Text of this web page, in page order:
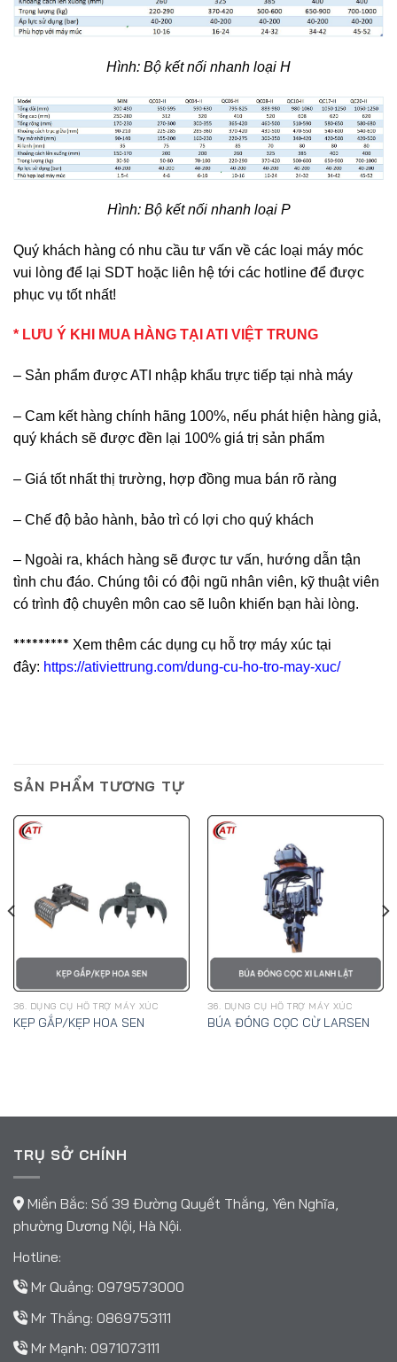
Hình: Bộ kết nối nhanh loại H
Hình: Bộ kết nối nhanh loại P
Quý khách hàng có nhu cầu tư vấn về các loại máy móc
vui lòng để lại SDT hoặc liên hệ tới các hotline để được
phục vụ tốt nhất!
* LƯU Ý KHI MUA HÀNG TẠI ATI VIỆT TRUNG
– Sản phẩm được ATI nhập khẩu trực tiếp tại nhà máy
– Cam kết hàng chính hãng 100%, nếu phát hiện hàng giả,
quý khách sẽ được đền lại 100% giá trị sản phẩm
– Giá tốt nhất thị trường, hợp đồng mua bán rõ ràng
– Chế độ bảo hành, bảo trì có lợi cho quý khách
– Ngoài ra, khách hàng sẽ được tư vấn, hướng dẫn tận
tình chu đáo. Chúng tôi có đội ngũ nhân viên, kỹ thuật viên
có trình độ chuyên môn cao sẽ luôn khiến bạn hài lòng.
********* Xem thêm các dụng cụ hỗ trợ máy xúc tại
đây: https://ativiettrung.com/dung-cu-ho-tro-may-xuc/
SẢN PHẨM TƯƠNG TỰ
36. DỤNG CỤ HỖ TRỢ MÁY XÚC
KẸP GẮP/KẸP HOA SEN
36. DỤNG CỤ HỖ TRỢ MÁY XÚC
BÚA ĐÓNG CỌC CỪ LARSEN
TRỤ SỞ CHÍNH
Miền Bắc: Số 39 Đường Quyết Thắng, Yên Nghĩa,
phường Dương Nội, Hà Nội.
Hotline:
Mr Quảng: 0979573000
Mr Thắng: 0869753111
Mr Mạnh: 0971073111